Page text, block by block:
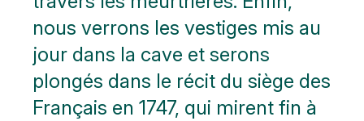
nous verrons les vestiges mis au
jour dans la cave et serons
plongés dans le récit du siège des
Français en 1747, qui mirent fin à